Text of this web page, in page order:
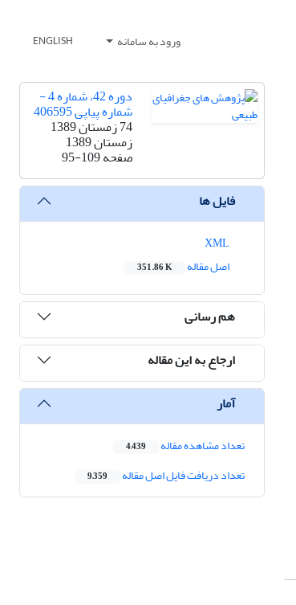
ورود به سامانه ENGLISH
دوره 42، شماره 4 -
شماره پیاپی 406595
74 زمستان 1389
زمستان 1389
صفحه95-109
فایل ها
اصل مقاله
351.86 K
هم رسانی
ارجاع به این مقاله
آمار
تعداد مشاهده مقاله 4,439
تعداد دریافت فایل اصل مقاله 9,359